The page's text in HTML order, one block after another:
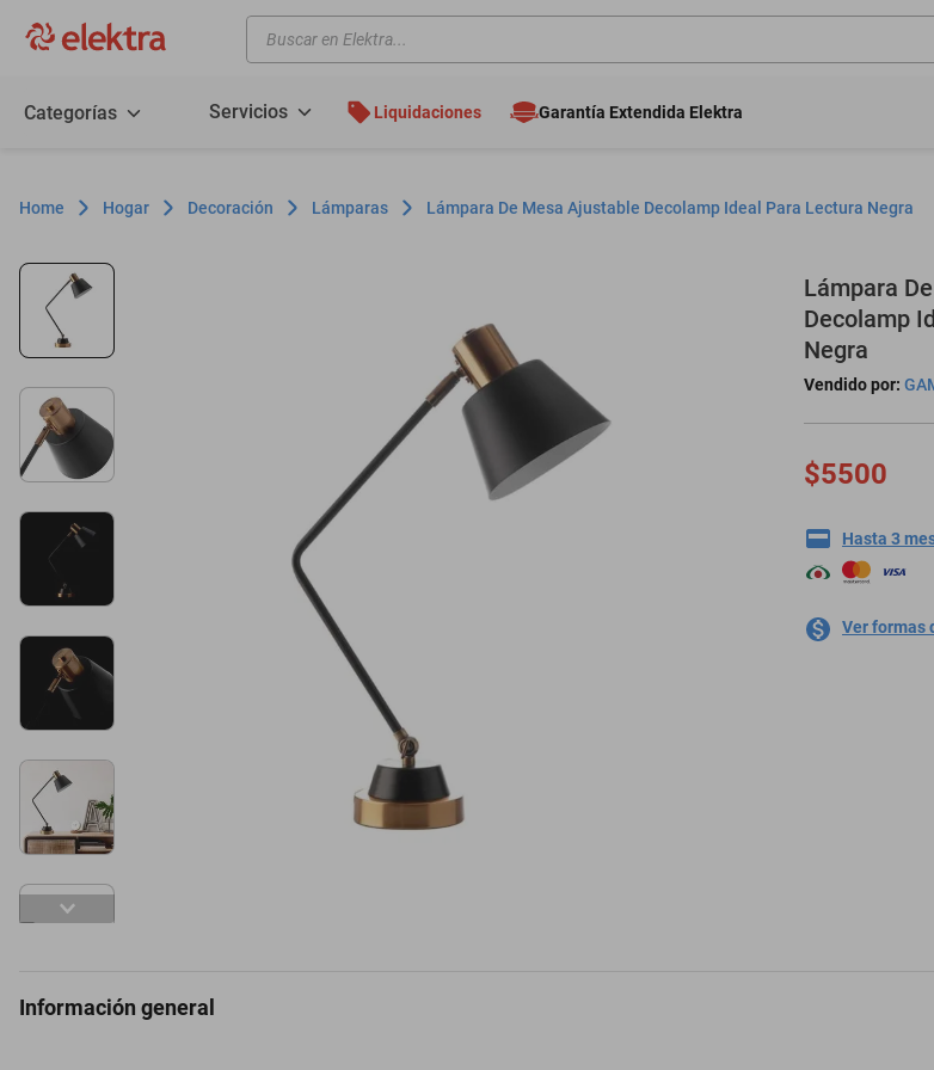
Buscar en Elektra...
Categorías Servicios Liquidaciones Garantía Extendida Elektra
Hogar Decoración Lámparas Lámpara De Mesa Ajustable Decolamp Ideal Para Lectura Negra
Lámpara
Decolamp
Negra
Vendido por:
$5500
Hasta 3
Ver formas
Información general
motos
motoneta